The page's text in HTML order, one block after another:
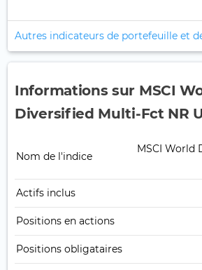
Autres indicateurs de portefeuille et
Informations sur MSCI
Diversified Multi-Fct NR
Nom de l'indice
MSCI World
Actifs inclus
Positions en actions
Positions obligataires